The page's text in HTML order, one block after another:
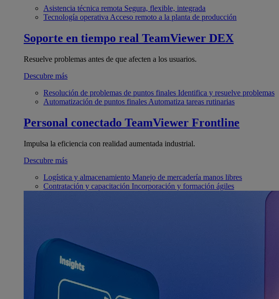
Asistencia técnica remota Segura, flexible, integrada
Tecnología operativa Acceso remoto a la planta de producción
Soporte en tiempo real TeamViewer DEX
Resuelve problemas antes de que afecten a los usuarios.
Descubre más
Resolución de problemas de puntos finales Identifica y resuelve problemas
Automatización de puntos finales Automatiza tareas rutinarias
Personal conectado TeamViewer Frontline
Impulsa la eficiencia con realidad aumentada industrial.
Descubre más
Logística y almacenamiento Manejo de mercadería manos libres
Contratación y capacitación Incorporación y formación ágiles